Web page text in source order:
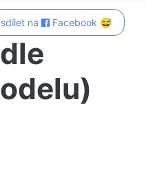
na Facebook 😅